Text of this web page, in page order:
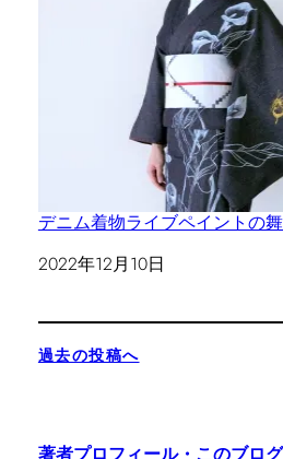
デニム着物ライブペイントの
日付
2022年12月10日
過去の投稿へ
著者プロフィール・このブロ